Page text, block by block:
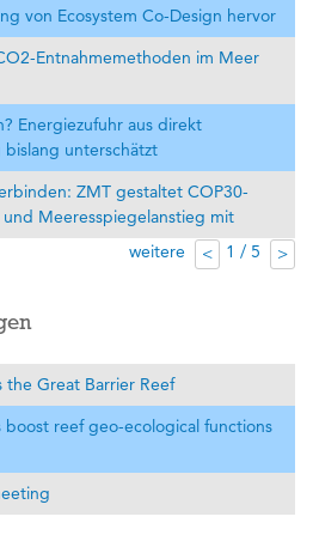
von Ecosystem Co-Design hervor
Entnahmemethoden im Meer
Energiezufuhr aus direkt
unterschätzt
ZMT gestaltet COP30-
und Meeresspiegelanstieg mit
weitere
< 1 / 5 >
the Great Barrier Reef
boost reef geo-ecological functions